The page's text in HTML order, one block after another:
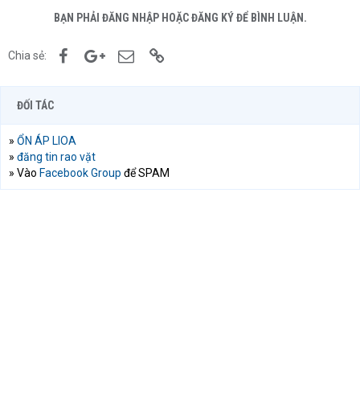
BẠN PHẢI ĐĂNG NHẬP HOẶC ĐĂNG KÝ ĐỂ BÌNH LUẬN.
Chia sẻ: FacebookGoogle+Email
ĐỐI TÁC
» ỔN ÁP LIOA
» đăng tin rao vặt
» Vào Facebook Group để SPAM